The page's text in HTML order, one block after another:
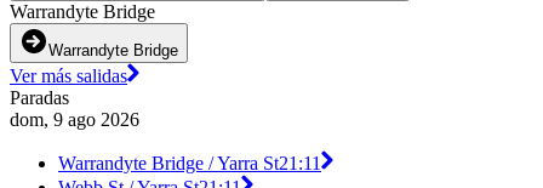
Warrandyte Bridge
Warrandyte Bridge
Ver más salidas
Paradas
dom, 9 ago 2026
Warrandyte Bridge / Yarra St21:11